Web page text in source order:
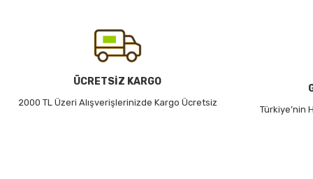
Ürün bilgilerinde hatalar bulunuyor.
Ürün fiyatı diğer sitelerden daha pahalı.
Bu ürüne benzer farklı alternatifler olmalı.
ÜCRETSİZ KARGO
2000 TL Üzeri Alışverişlerinizde Kargo Ücretsiz
Türkiye’nin